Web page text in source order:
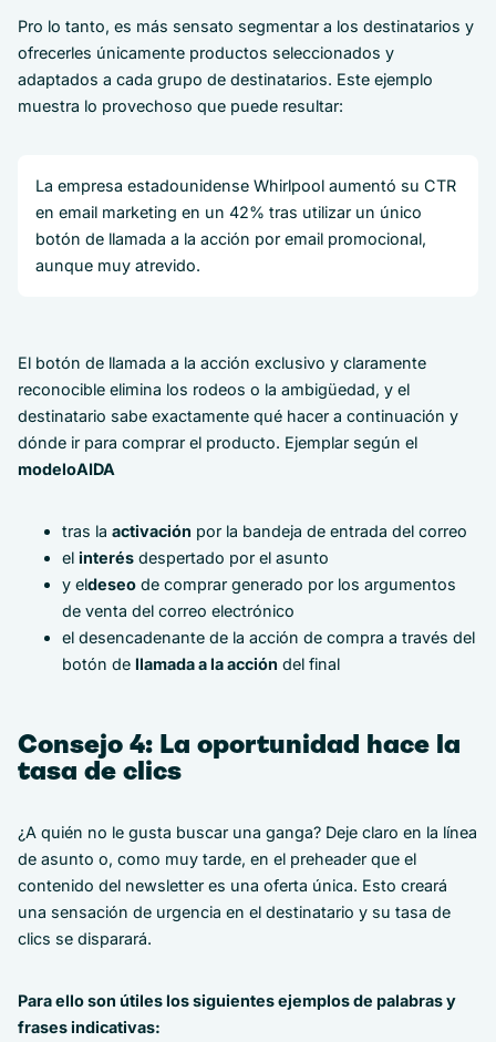
Pro lo tanto, es más sensato segmentar a los destinatarios y
ofrecerles únicamente productos seleccionados y
adaptados a cada grupo de destinatarios. Este ejemplo
muestra lo provechoso que puede resultar:
La empresa estadounidense Whirlpool aumentó su CTR
en email marketing en un 42% tras utilizar un único
botón de llamada a la acción por email promocional,
aunque muy atrevido.
El botón de llamada a la acción exclusivo y claramente
reconocible elimina los rodeos o la ambigüedad, y el
destinatario sabe exactamente qué hacer a continuación y
dónde ir para comprar el producto. Ejemplar según el
modeloAIDA
tras la activación por la bandeja de entrada del correo
el interés despertado por el asunto
y eldeseo de comprar generado por los argumentos
de venta del correo electrónico
el desencadenante de la acción de compra a través del
botón de llamada a la acción del final
Consejo 4: La oportunidad hace la
tasa de clics
¿A quién no le gusta buscar una ganga? Deje claro en la línea
de asunto o, como muy tarde, en el preheader que el
contenido del newsletter es una oferta única. Esto creará
una sensación de urgencia en el destinatario y su tasa de
clics se disparará.
Para ello son útiles los siguientes ejemplos de palabras y
frases indicativas: